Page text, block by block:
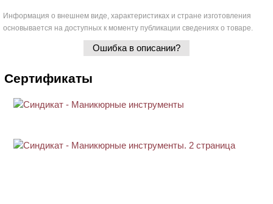
Информация о внешнем виде, характеристиках и стране изготовления
основывается на доступных к моменту публикации сведениях о товаре.
Ошибка в описании?
Сертификаты